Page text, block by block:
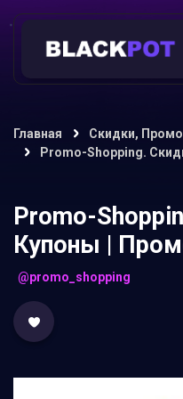
Главная
Скидки,
Promo-Shopping.
Promo-
Купоны |
@promo_shopping